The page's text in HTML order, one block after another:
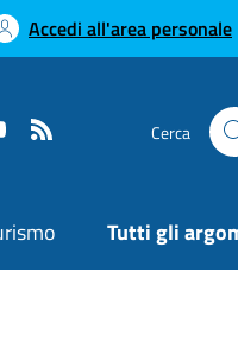
Accedi all'area personale
Cerca
Tutti gli